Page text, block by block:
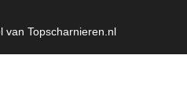
van Topscharnieren.nl